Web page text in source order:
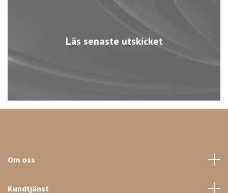
Läs senaste utskicket
Om oss
Kundtjänst